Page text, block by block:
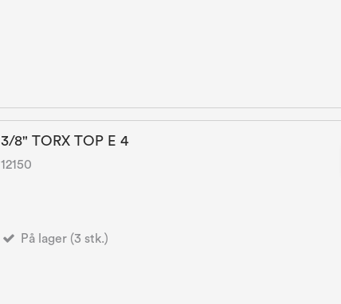
3/8" TORX TOP E 4
12150
På lager (3 stk.)